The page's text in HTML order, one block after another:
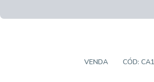
VENDA CÓD: